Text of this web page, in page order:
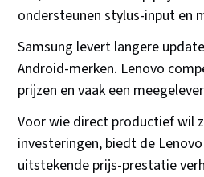
ondersteunen stylus-input en
Samsung levert langere
Android-merken. Lenovo
prijzen en vaak een
Voor wie direct productief wil
investeringen, biedt de
uitstekende prijs-prestatie